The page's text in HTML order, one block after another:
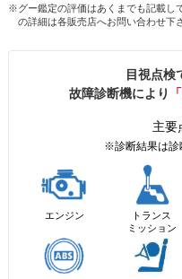
※グー鑑定の評価はあくまでも記載し
の詳細は各販売店へお問い合わせ下
目視点検
故障診断機により
主要
※診断結果は診
エンジン
トランス
ミッション